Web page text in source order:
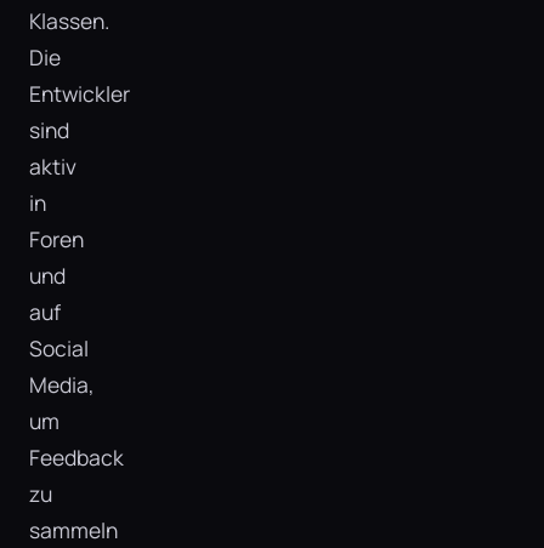
Klassen.
Die
Entwickler
sind
aktiv
in
Foren
und
auf
Social
Media,
um
Feedback
zu
sammeln